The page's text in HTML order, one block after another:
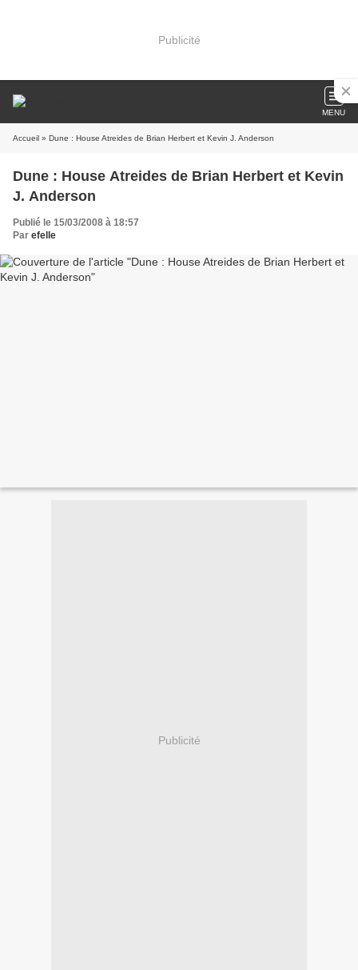
Publicité
MENU
Accueil » Dune : House Atreides de Brian Herbert et Kevin J. Anderson
Dune : House Atreides de Brian Herbert et Kevin
J. Anderson
Publié le 15/03/2008 à 18:57
Par efelle
Publicité